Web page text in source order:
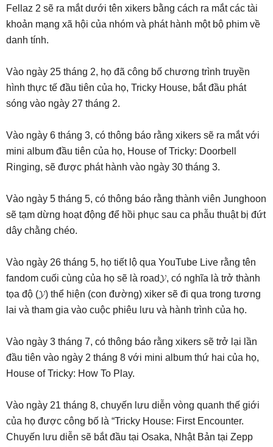
Fellaz 2 sẽ ra mắt dưới tên xikers bằng cách ra mắt các tài
khoản mạng xã hội của nhóm và phát hành một bộ phim về
danh tính.
Vào ngày 25 tháng 2, họ đã công bố chương trình truyền
hình thực tế đầu tiên của họ, Tricky House, bắt đầu phát
sóng vào ngày 27 tháng 2.
Vào ngày 6 tháng 3, có thông báo rằng xikers sẽ ra mắt với
mini album đầu tiên của họ, House of Tricky: Doorbell
Ringing, sẽ được phát hành vào ngày 30 tháng 3.
Vào ngày 5 tháng 5, có thông báo rằng thành viên Junghoon
sẽ tạm dừng hoạt động để hồi phục sau ca phẫu thuật bị đứt
dây chằng chéo.
Vào ngày 26 tháng 5, họ tiết lộ qua YouTube Live rằng tên
fandom cuối cùng của họ sẽ là road𝓨, có nghĩa là trở thành
tọa độ (𝓨) thể hiện (con đường) xiker sẽ đi qua trong tương
lai và tham gia vào cuộc phiêu lưu và hành trình của họ.
Vào ngày 3 tháng 7, có thông báo rằng xikers sẽ trở lại lần
đầu tiên vào ngày 2 tháng 8 với mini album thứ hai của họ,
House of Tricky: How To Play.
Vào ngày 21 tháng 8, chuyến lưu diễn vòng quanh thế giới
của họ được công bố là “Tricky House: First Encounter.
Chuyến lưu diễn sẽ bắt đầu tại Osaka, Nhật Bản tại Zepp